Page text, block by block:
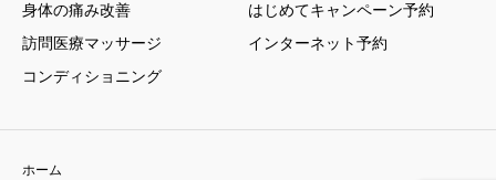
身体の痛み改善
訪問医療マッサージ
コンディショニング
はじめてキャンペーン予約
インターネット予約
ホーム